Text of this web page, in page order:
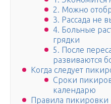
2. Можно
3. Рассада не
4. Больные
грядки
5. После
развиваются
Когда следует
Сроки
календарю
Правила пикировки